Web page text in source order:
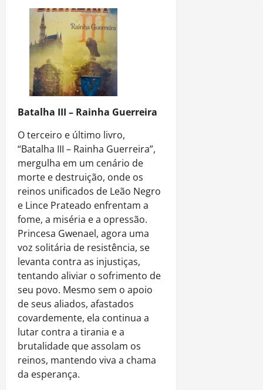
Batalha III – Rainha Guerreira
O terceiro e último livro,
“Batalha III – Rainha Guerreira”,
mergulha em um cenário de
morte e destruição, onde os
reinos unificados de Leão Negro
e Lince Prateado enfrentam a
fome, a miséria e a opressão.
Princesa Gwenael, agora uma
voz solitária de resistência, se
levanta contra as injustiças,
tentando aliviar o sofrimento de
seu povo. Mesmo sem o apoio
de seus aliados, afastados
covardemente, ela continua a
lutar contra a tirania e a
brutalidade que assolam os
reinos, mantendo viva a chama
da esperança.